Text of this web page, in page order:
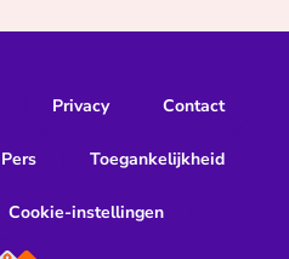
Privacy Contact
Pers Toegankelijkheid
Cookie-instellingen